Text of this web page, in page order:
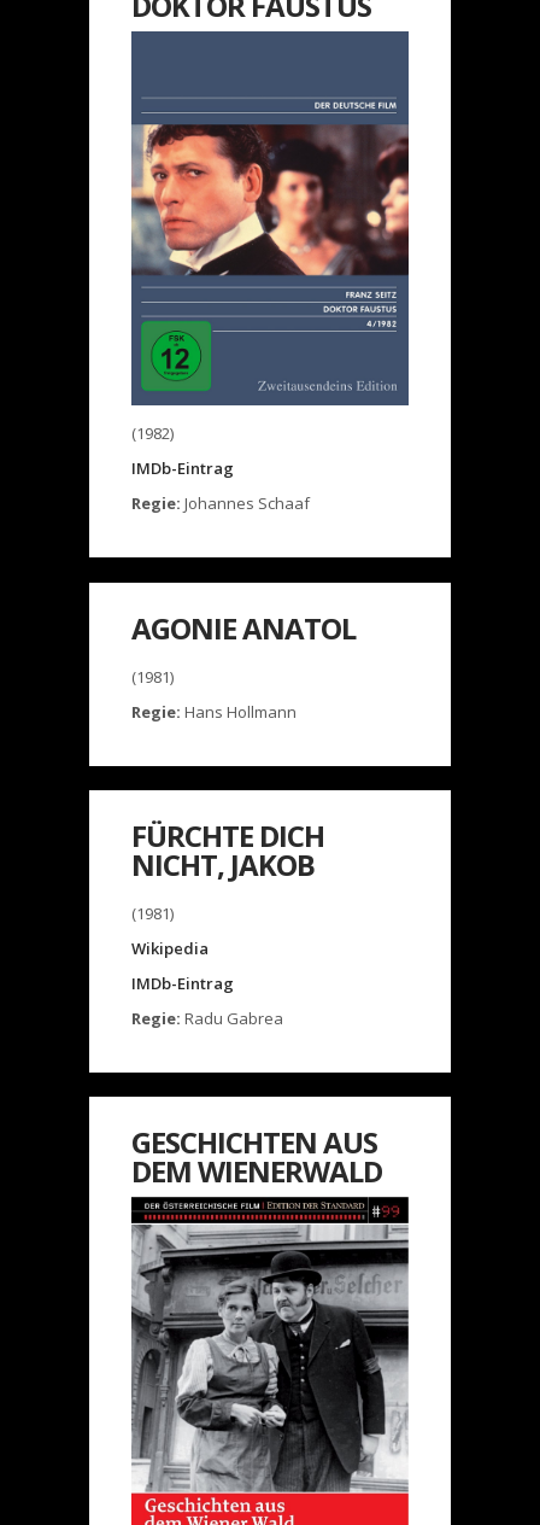
(1982)
IMDb-Eintrag
Regie: Johannes Schaaf
AGONIE ANATOL
(1981)
Regie: Hans Hollmann
FÜRCHTE DICH
NICHT, JAKOB
(1981)
Wikipedia
IMDb-Eintrag
Regie: Radu Gabrea
GESCHICHTEN AUS
DEM WIENERWALD